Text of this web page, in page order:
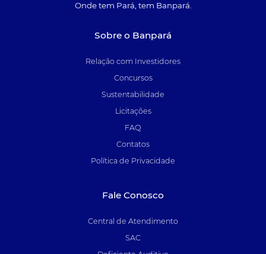
Onde tem Pará, tem Banpará.
Sobre o Banpará
Relação com Investidores
Concursos
Sustentabilidade
Licitações
FAQ
Contatos
Política de Privacidade
Fale Conosco
Central de Atendimento
SAC